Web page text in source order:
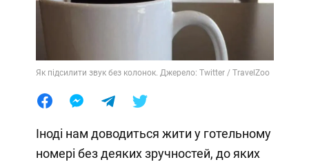
Як підсилити звук без колонок. Джерело: Twitter / TravelZoo
Іноді нам доводиться жити у готельному
номері без деяких зручностей, до яких